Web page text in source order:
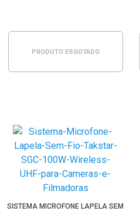
PRODUTO ESGOTADO
SISTEMA MICROFONE LAPELA SEM